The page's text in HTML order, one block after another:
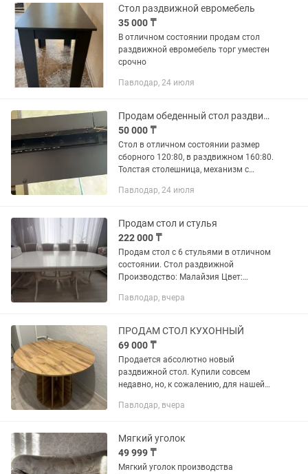
Стол раздвижной евромебель
35 000 ₸
В отличном состоянии продам стол
раздвижной евромебель торг уместен
срочно
Павлодар, 24 июля
Продам обеденный стол раздвижной
50 000 ₸
Стол в отличном состоянии размер
сборного 120:80, в раздвижном 160:80.
Толстая столешница, механизм с
Отличный стол! Продаю так как
Павлодар, 24 июля
Продам стол и стулья
222 000 ₸
Продам стол с 6 стульями в отличном
состоянии. Стол раздвижной
Производство: Малайзия Цвет:
Цена: 222 000
Павлодар, вчера
ПРОДАМ СТОЛ КУХОННЫЙ
69 000 ₸
Продается абсолютно новый
раздвижной стол. Купили совсем
недавно, но, к сожалению, для нашей
Состояние: новый. Есть небольшие
Павлодар, вчера
Мягкий уголок
49 999 ₸
Мягкий уголок производства